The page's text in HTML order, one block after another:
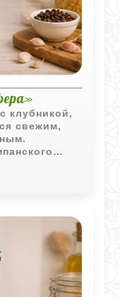
клубникой,
свежим,
и